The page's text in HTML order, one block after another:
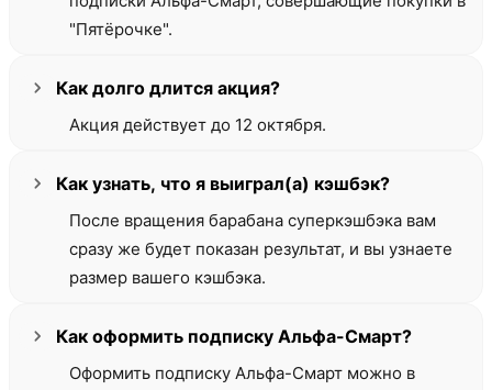
"Пятёрочке".
Как долго длится акция?
Акция действует до 12 октября.
Как узнать, что я выиграл(а) кэшбэк?
После вращения барабана суперкэшбэка вам
сразу же будет показан результат, и вы узнаете
размер вашего кэшбэка.
Как оформить подписку Альфа-Смарт?
Оформить подписку Альфа-Смарт можно в